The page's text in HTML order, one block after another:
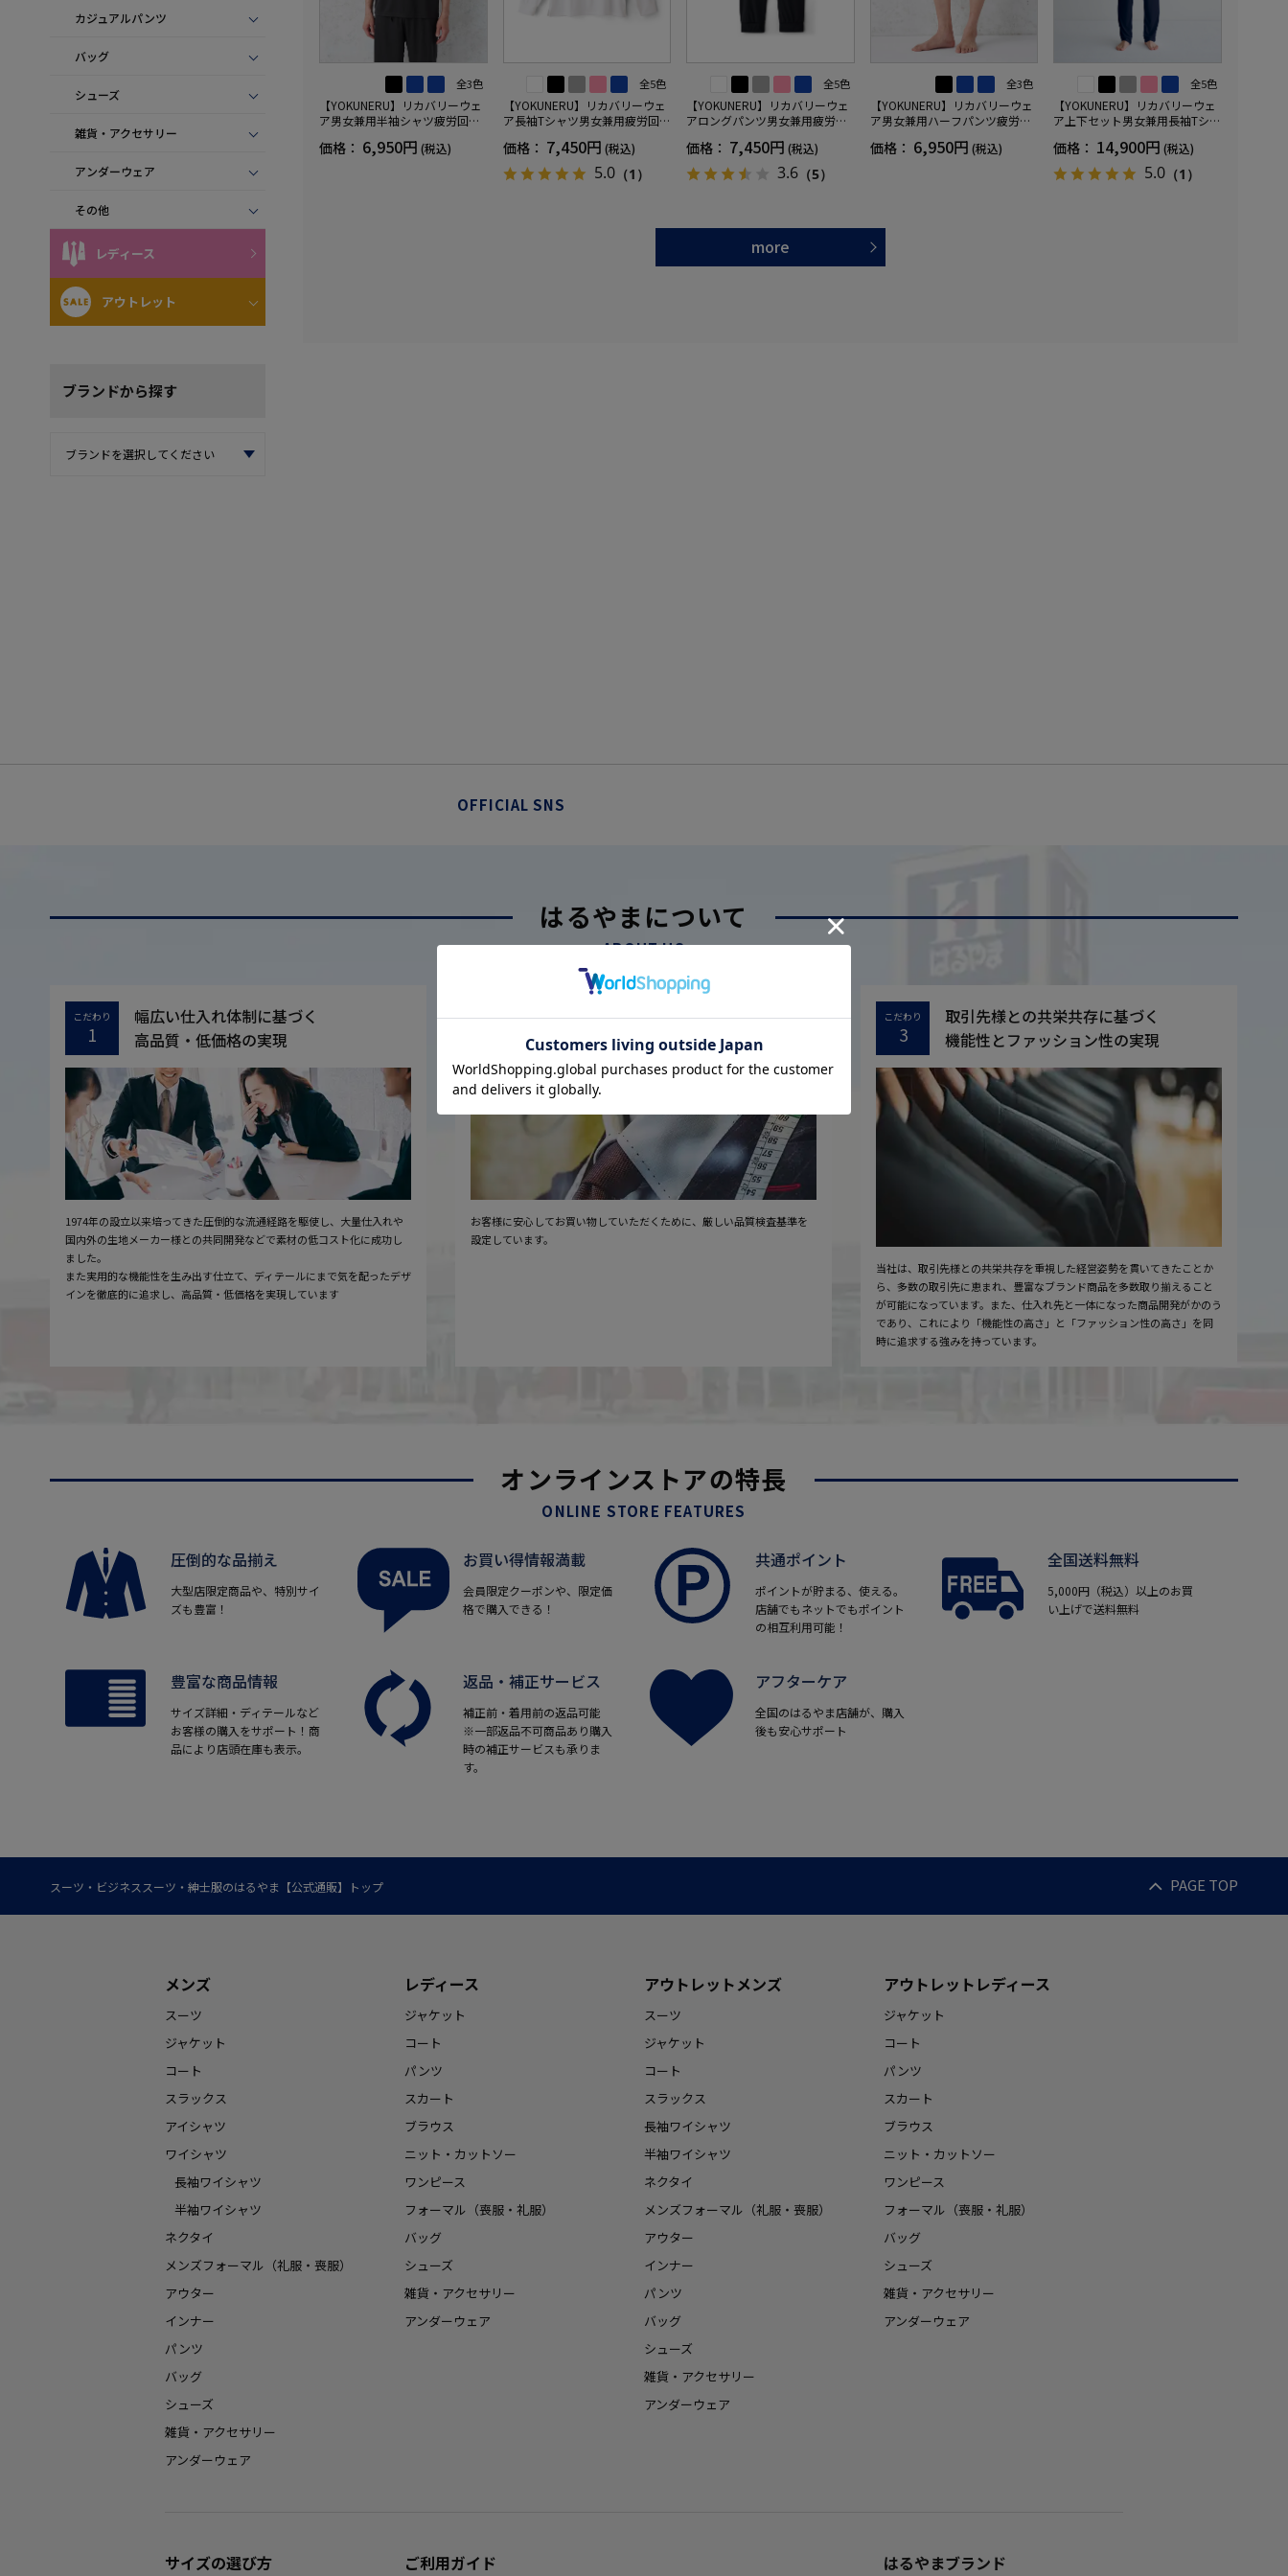
カジュアルパンツ
バッグ
シューズ
雑貨・アクセサリー
アンダーウェア
その他
レディース
アウトレット
ブランドから探す
全3色
【YOKUNERU】リカバリーウェ
ア男女兼用半袖シャツ疲労回復
(R)【一般医療機器】SS～LLサイ
価格： 6,950円 (税込)
全5色
【YOKUNERU】リカバリーウェ
ア長袖Tシャツ男女兼用疲労回復
(R)【一般医療機器】SS～LLサイ
ズ
価格： 7,450円 (税込)
5.0（1）
全5色
【YOKUNERU】リカバリーウェ
アロングパンツ男女兼用疲労回
IX(R)【一般医療機器】SS～LLサ
イズ
価格： 7,450円 (税込)
3.6 （5）
全3色
【YOKUNERU】リカバリーウェ
ア男女兼用ハーフパンツ疲労回
IX(R)【一般医療機器】SS～LLサ
価格： 6,950円 (税込)
全5色
【YOKUNERU】リカバリーウェ
ア上下セット男女兼用長袖Tシャ
進遠赤外線快眠NANOMIX(R)【一
般医療機器】SS～LLサイズ
価格： 14,900円 (税込)
5.0 （1）
more
OFFICIAL SNS
はるやまについて
ABOUT US
こだわり
1
幅広い仕入れ体制に基づく
高品質・低価格の実現
1974年の設立以来培ってきた圧倒的な流通経路を駆使し、大量仕入れや
国内外の生地メーカー様との共同開発などで素材の低コスト化に成功し
ました。
また実用的な機能性を生み出す仕立て、ディテールにまで気を配ったデザ
インを徹底的に追求し、高品質・低価格を実現しています
こだわり
厳しい品質管理体制に基づく
安心の実現
お客様に安心してお買い物していただくために、厳しい品質検査基準を
設定しています。
こだわり
3
取引先様との共栄共存に基づく
機能性とファッション性の実現
当社は、取引先様との共栄共存を重視した経営姿勢を貫いてきたことか
ら、多数の取引先に恵まれ、豊富なブランド商品を多数取り揃えること
が可能になっています。また、仕入れ先と一体になった商品開発がかのう
であり、これにより「機能性の高さ」と「ファッション性の高さ」を同
時に追求する強みを持っています。
オンラインストアの特長
ONLINE STORE FEATURES
圧倒的な品揃え
大型店限定商品や、特別サイ
ズも豊富！
お買い得情報満載
会員限定クーポンや、限定価
格で購入できる！
共通ポイント
ポイントが貯まる、使える。
店舗でもネットでもポイント
の相互利用可能！
全国送料無料
5,000円（税込）以上のお買
い上げで送料無料
豊富な商品情報
サイズ詳細・ディテールなど
お客様の購入をサポート！商
品により店頭在庫も表示。
返品・補正サービス
補正前・着用前の返品可能
※一部返品不可商品あり購入
時の補正サービスも承りま
す。
アフターケア
全国のはるやま店舗が、購入
後も安心サポート
スーツ・ビジネススーツ・紳士服のはるやま【公式通販】トップ PAGE TOP
メンズ
スーツ
ジャケット
コート
スラックス
アイシャツ
ワイシャツ
長袖ワイシャツ
半袖ワイシャツ
ネクタイ
メンズフォーマル（礼服・喪服）
アウター
インナー
パンツ
バッグ
シューズ
雑貨・アクセサリー
アンダーウェア
レディース
ジャケット
コート
パンツ
スカート
ブラウス
ニット・カットソー
ワンピース
フォーマル（喪服・礼服）
バッグ
シューズ
雑貨・アクセサリー
アンダーウェア
アウトレットメンズ
スーツ
ジャケット
コート
スラックス
長袖ワイシャツ
半袖ワイシャツ
ネクタイ
メンズフォーマル（礼服・喪服）
アウター
インナー
パンツ
バッグ
シューズ
雑貨・アクセサリー
アンダーウェア
アウトレットレディース
ジャケット
コート
パンツ
スカート
ブラウス
ニット・カットソー
ワンピース
フォーマル（喪服・礼服）
バッグ
シューズ
雑貨・アクセサリー
アンダーウェア
サイズの選び方 ご利用ガイド はるやまブランド